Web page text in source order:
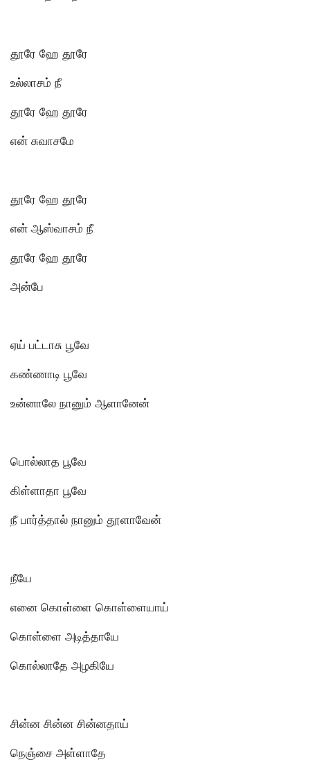
தூரே ஹே தூரே
உல்லாசம் நீ
தூரே ஹே தூரே
என் சுவாசமே
தூரே ஹே தூரே
என் ஆஸ்வாசம் நீ
தூரே ஹே தூரே
அன்பே
ஏய் பட்டாசு பூவே
கண்ணாடி பூவே
உன்னாலே நானும் ஆளானேன்
பொல்லாத பூவே
கிள்ளாதா பூவே
நீ பார்த்தால் நானும் தூளாவேன்
நீயே
எனை கொள்ளை கொள்ளையாய்
கொள்ளை அடித்தாயே
கொல்லாதே அழகியே
சின்ன சின்ன சின்னதாய்
நெஞ்சை அள்ளாதே